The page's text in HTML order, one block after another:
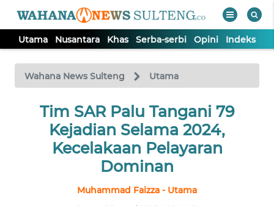
Utama Nusantara Khas Serba-serbi Opini Indeks
Wahana News Sulteng Utama
Tim SAR Palu Tangani 79
Kejadian Selama 2024,
Kecelakaan Pelayaran
Dominan
Muhammad Faizza - Utama
TV
Tutup
UTAMA
NUSANTARA